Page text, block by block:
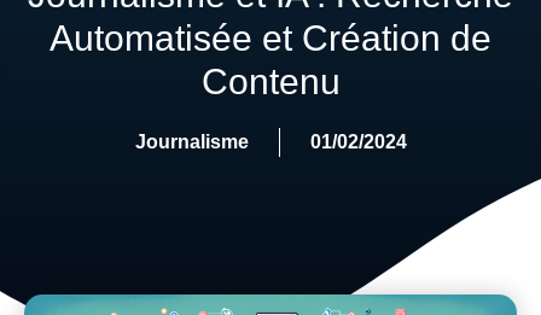
Automatisée et Création de
Contenu
Journalisme 01/02/2024